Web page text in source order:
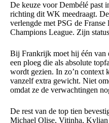
De keuze voor Dembélé past
richting dit WK meedraagt.
verlengde met PSG de
Champions League. Zijn
Bij Frankrijk moet hij één van
een ploeg die als absolute
wordt gezien. In zo’n context
vanzelf extra gewicht. Niet
omdat ze de verwachtingen
De rest van de top tien
Michael Olise, Vitinha, Kylian